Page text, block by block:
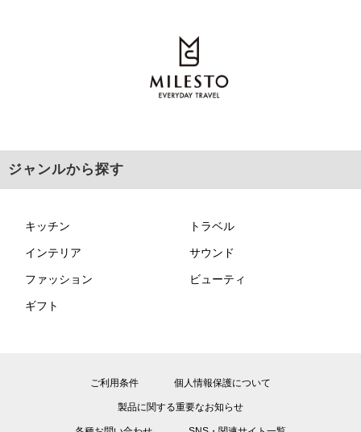
ジャンルから探す
キッチン トラベル
インテリア サウンド
ファッション ビューティ
ギフト
ご利用条件 個人情報保護について
製品に関する重要なお知らせ